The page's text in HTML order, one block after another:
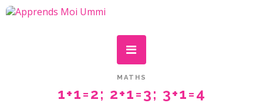
MATHS
1+1=2; 2+1=3; 3+1=4